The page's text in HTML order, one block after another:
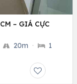
– GIÁ CỰC
20m · 1